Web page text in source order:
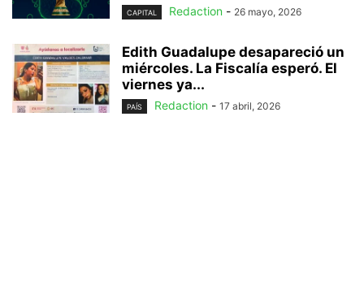
CAPITAL Redaction - 26 mayo, 2026
Edith Guadalupe desapareció un
miércoles. La Fiscalía esperó. El
viernes ya...
PAÍS Redaction - 17 abril, 2026